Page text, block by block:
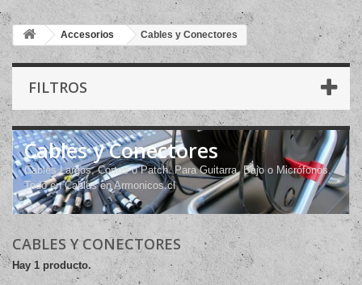
Accesorios Cables y Conectores
FILTROS
Cables y Conectores
Cables Largos, Cortos o Patch. Para Guitarra, Bajo o Micrófonos.
Todo en Cables en Armonicos.cl
CABLES Y CONECTORES
Hay 1 producto.